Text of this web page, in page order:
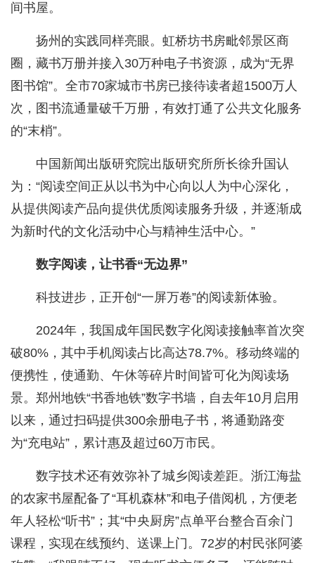
间书屋。
扬州的实践同样亮眼。虹桥坊书房毗邻景区商
圈，藏书万册并接入30万种电子书资源，成为“无界
图书馆”。全市70家城市书房已接待读者超1500万人
次，图书流通量破千万册，有效打通了公共文化服务
的“末梢”。
中国新闻出版研究院出版研究所所长徐升国认
为：“阅读空间正从以书为中心向以人为中心深化，
从提供阅读产品向提供优质阅读服务升级，并逐渐成
为新时代的文化活动中心与精神生活中心。”
数字阅读，让书香“无边界”
科技进步，正开创“一屏万卷”的阅读新体验。
2024年，我国成年国民数字化阅读接触率首次突
破80%，其中手机阅读占比高达78.7%。移动终端的
便携性，使通勤、午休等碎片时间皆可化为阅读场
景。郑州地铁“书香地铁”数字书墙，自去年10月启用
以来，通过扫码提供300余册电子书，将通勤路变
为“充电站”，累计惠及超过60万市民。
数字技术还有效弥补了城乡阅读差距。浙江海盐
的农家书屋配备了“耳机森林”和电子借阅机，方便老
年人轻松“听书”；其“中央厨房”点单平台整合百余门
课程，实现在线预约、送课上门。72岁的村民张阿婆